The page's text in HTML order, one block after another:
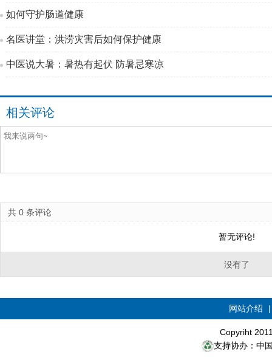
如何守护肠道健康
名医讲堂：洪涝灾害后如何保护健康
中医说大暑：暑热有起伏 防暑忌寒凉
相关评论
共 0 条评论
暂无评论!
没有了
网站介绍
Copyriht
支持协办：中